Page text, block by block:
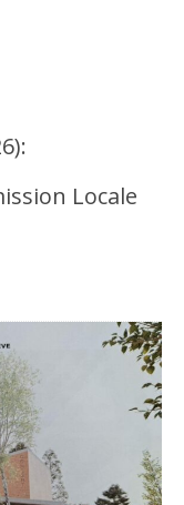
Locale